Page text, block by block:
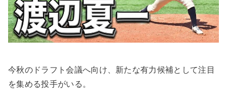
今秋のドラフト会議へ向け、新たな有力候補として注目
を集める投手がいる。